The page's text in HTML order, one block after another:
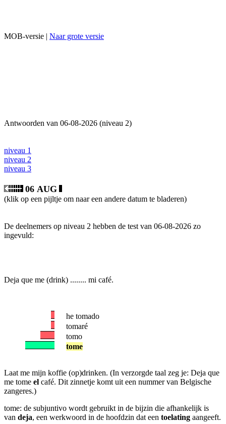
MOB-versie | Naar grote versie
Antwoorden van 06-08-2026 (niveau 2)
niveau 1
niveau 2
niveau 3
06 AUG
(klik op een pijltje om naar een andere datum te bladeren)
De deelnemers op niveau 2 hebben de test van 06-08-2026 zo
ingevuld:
Deja que me (drink) ........ mi café.
he tomado
tomaré
tomo
tome
Laat me mijn koffie (op)drinken. (In verzorgde taal zeg je: Deja que
me tome el café. Dit zinnetje komt uit een nummer van Belgische
zangeres.)
tome: de subjuntivo wordt gebruikt in de bijzin die afhankelijk is
van deja, een werkwoord in de hoofdzin dat een toelating aangeeft.